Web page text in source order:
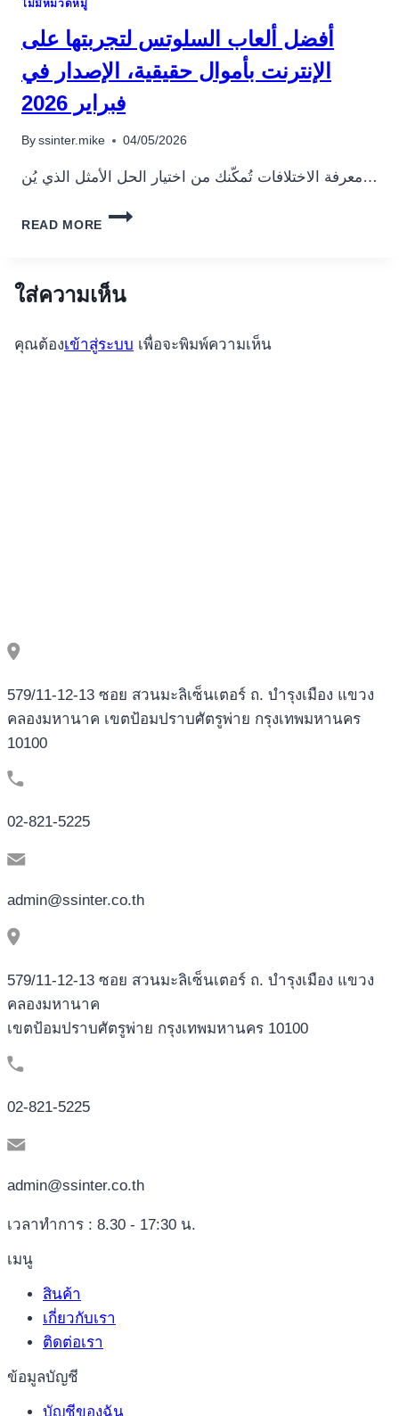
CASINO
APK
2025
PRUÉBALO
GRATUITO
ไม่มีหมวดหมู่
أفضل ألعاب السلوتس لتجربتها على
الإنترنت بأموال حقيقية، الإصدار في
فبراير 2026
By ssinter.mike 04/05/2026
معرفة الاختلافات تُمكّنك من اختيار الحل الأمثل الذي يُن…
READ MORE
أفضل
على
الإنترنت
حقيقية،
ใส่ความเห็น
คุณต้องเข้าสู่ระบบ เพื่อจะพิมพ์ความเห็น
579/11-12-13 ซอย สวนมะลิเซ็นเตอร์ ถ. บำรุงเมือง แขวง
คลองมหานาค เขตป้อมปราบศัตรูพ่าย กรุงเทพมหานคร
10100
02-821-5225
admin@ssinter.co.th
579/11-12-13 ซอย สวนมะลิเซ็นเตอร์ ถ. บำรุงเมือง แขวง
คลองมหานาค
เขตป้อมปราบศัตรูพ่าย กรุงเทพมหานคร 10100
02-821-5225
admin@ssinter.co.th
เวลาทำการ : 8.30 - 17:30 น.
เมนู
สินค้า
เกี่ยวกับเรา
ติดต่อเรา
ข้อมูลบัญชี
บัญชีของฉัน